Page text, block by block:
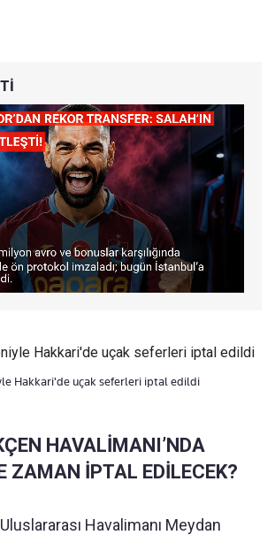
Hakkari'de uçak seferleri iptal edildi
HAVALİMANI’NDA
ZAMAN İPTAL EDİLECEK?
Havalimanı Meydan